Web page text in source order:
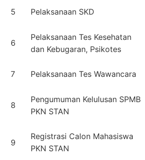
5 Pelaksanaan SKD
6
Pelaksanaan Tes Kesehatan
dan Kebugaran, Psikotes
7 Pelaksanaan Tes Wawancara
8
Pengumuman Kelulusan SPMB
PKN STAN
9
Registrasi Calon Mahasiswa
PKN STAN